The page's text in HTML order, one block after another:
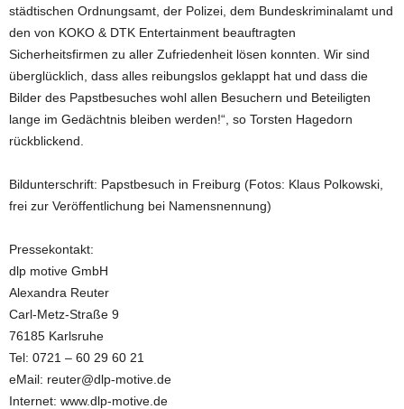
städtischen Ordnungsamt, der Polizei, dem Bundeskriminalamt und
den von KOKO & DTK Entertainment beauftragten
Sicherheitsfirmen zu aller Zufriedenheit lösen konnten. Wir sind
überglücklich, dass alles reibungslos geklappt hat und dass die
Bilder des Papstbesuches wohl allen Besuchern und Beteiligten
lange im Gedächtnis bleiben werden!“, so Torsten Hagedorn
rückblickend.
Bildunterschrift: Papstbesuch in Freiburg (Fotos: Klaus Polkowski,
frei zur Veröffentlichung bei Namensnennung)
Pressekontakt:
dlp motive GmbH
Alexandra Reuter
Carl-Metz-Straße 9
76185 Karlsruhe
Tel: 0721 – 60 29 60 21
eMail: reuter@dlp-motive.de
Internet: www.dlp-motive.de